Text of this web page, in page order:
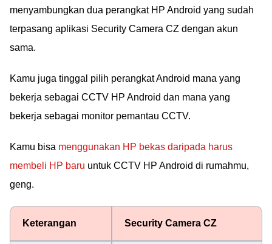
menyambungkan dua perangkat HP Android yang sudah
terpasang aplikasi Security Camera CZ dengan akun
sama.
Kamu juga tinggal pilih perangkat Android mana yang
bekerja sebagai CCTV HP Android dan mana yang
bekerja sebagai monitor pemantau CCTV.
Kamu bisa menggunakan HP bekas daripada harus
membeli HP baru untuk CCTV HP Android di rumahmu,
geng.
Keterangan Security Camera CZ